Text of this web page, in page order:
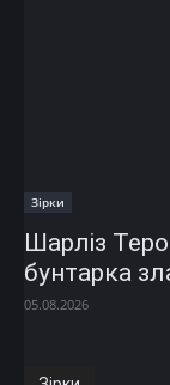
Зірки
Шарліз
бунтарка
05.08.2026